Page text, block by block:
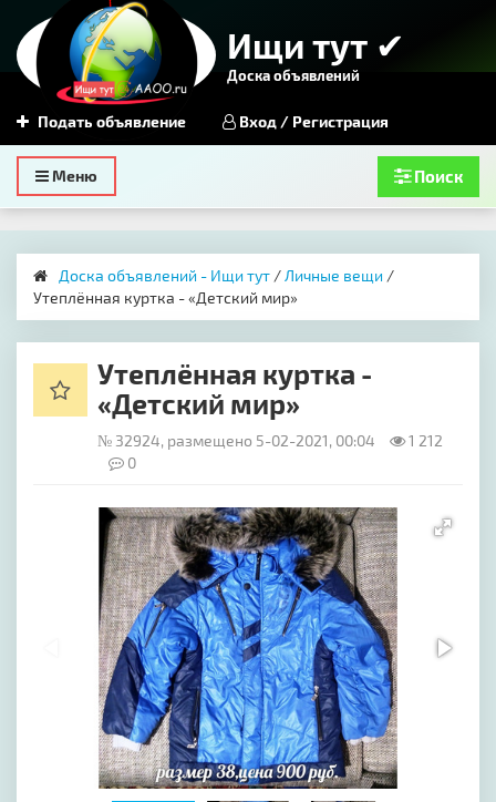
Ищи тут ✔
Доска объявлений
Подать объявление Вход / Регистрация
Toggle
navigation
Меню Поиск
Доска объявлений - Ищи тут /Личные вещи /
Утеплённая куртка - «Детский мир»
Утеплённая куртка -
«Детский мир»
№ 32924, размещено 5-02-2021, 00:04
1 212
0